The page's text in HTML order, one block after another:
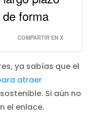
forma
COMPARTIR EN X
ya sabías que el
atraer
Si aún no
el enlace.